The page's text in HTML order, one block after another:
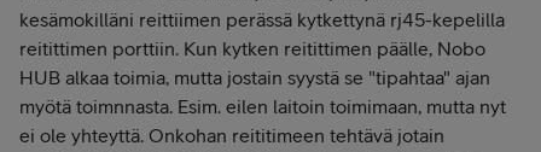
kesämokilläni reittiimen perässä kytkettynä rj45-kepelilla
reitittimen porttiin. Kun kytken reitittimen päälle, Nobo
HUB alkaa toimia, mutta jostain syystä se "tipahtaa" ajan
myötä toimnnasta. Esim. eilen laitoin toimimaan, mutta nyt
ei ole yhteyttä. Onkohan reititimeen tehtävä jotain